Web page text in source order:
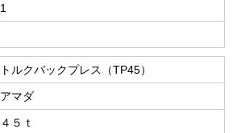
1
トルクパックプレス（TP45）
アマダ
４５ｔ